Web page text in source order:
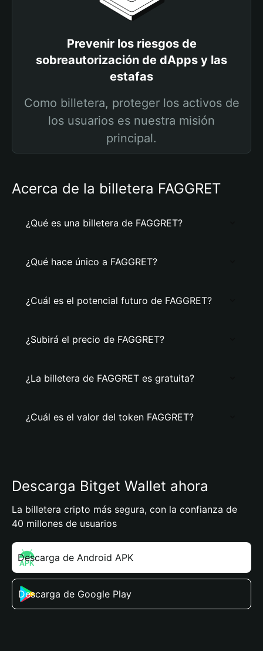
Prevenir los riesgos de
sobreautorización de dApps y las
estafas
Como billetera, proteger los activos de
los usuarios es nuestra misión
principal.
Acerca de la billetera FAGGRET
¿Qué es una billetera de FAGGRET?
¿Qué hace único a FAGGRET?
¿Cuál es el potencial futuro de FAGGRET?
¿Subirá el precio de FAGGRET?
¿La billetera de FAGGRET es gratuita?
¿Cuál es el valor del token FAGGRET?
Descarga Bitget Wallet ahora
La billetera cripto más segura, con la confianza de
40 millones de usuarios
Descarga de Android APK
Descarga de Google Play